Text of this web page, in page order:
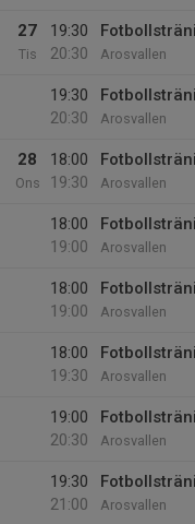
27
Tis
19:30
20:30
Arosvallen
19:30
20:30
Arosvallen
28
Ons
18:00
19:30
Arosvallen
18:00
19:00
Arosvallen
18:00
19:00
Arosvallen
18:00
19:30
Arosvallen
19:00
20:30
Arosvallen
19:30
21:00
Arosvallen